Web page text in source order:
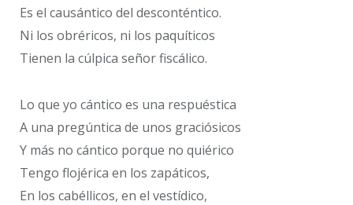
Es el causántico del desconténtico.
Ni los obréricos, ni los paquíticos
Tienen la cúlpica señor fiscálico.
Lo que yo cántico es una respuéstica
A una pregúntica de unos graciósicos
Y más no cántico porque no quiérico
Tengo flojérica en los zapáticos,
En los cabéllicos, en el vestídico,